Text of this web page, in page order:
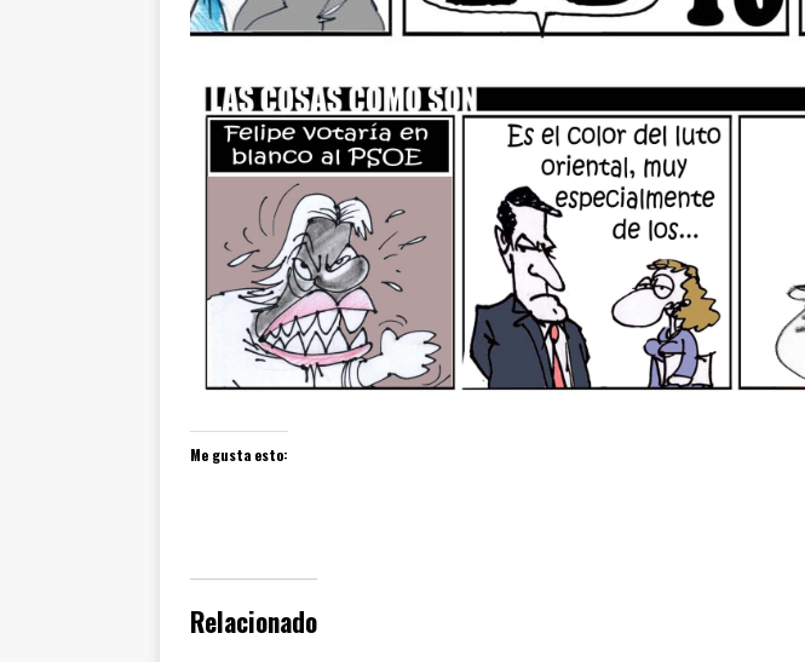
Me gusta esto:
Relacionado